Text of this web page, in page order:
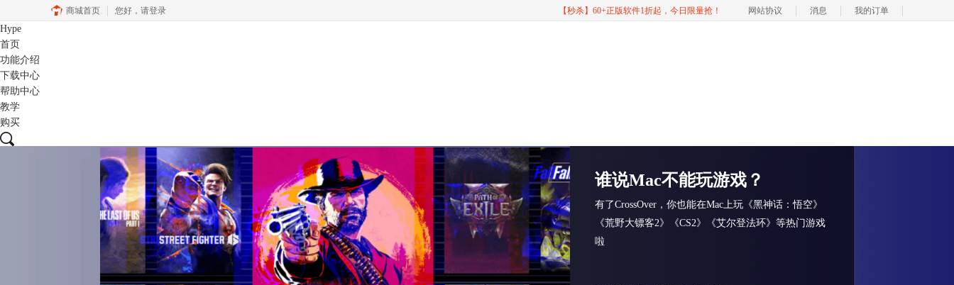
商城首页 您好， 请登录 【秒杀】60+正版软件1折起，今日限量抢！ 网站协议 消息 我的订单
Hype
首页
功能介绍
下载中心
帮助中心
教学
购买
谁说Mac不能玩游戏？
有了CrossOver，你也能在Mac上玩《黑神话：悟空》
《荒野大镖客2》《CS2》《艾尔登法环》等热门游戏
啦